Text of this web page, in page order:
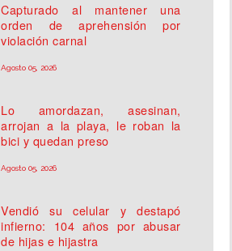
Capturado al mantener una
orden de aprehensión por
violación carnal
Agosto 05, 2026
Lo amordazan, asesinan,
arrojan a la playa, le roban la
bici y quedan preso
Agosto 05, 2026
Vendió su celular y destapó
infierno: 104 años por abusar
de hijas e hijastra